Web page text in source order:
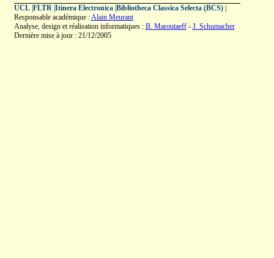
UCL| FLTR| Itinera Electronica| Bibliotheca Classica Selecta (BCS)|
Responsable académique :Alain Meurant
Analyse, design et réalisation informatiques : B. Maroutaeff- J. Schumacher
Dernière mise à jour : 21/12/2005